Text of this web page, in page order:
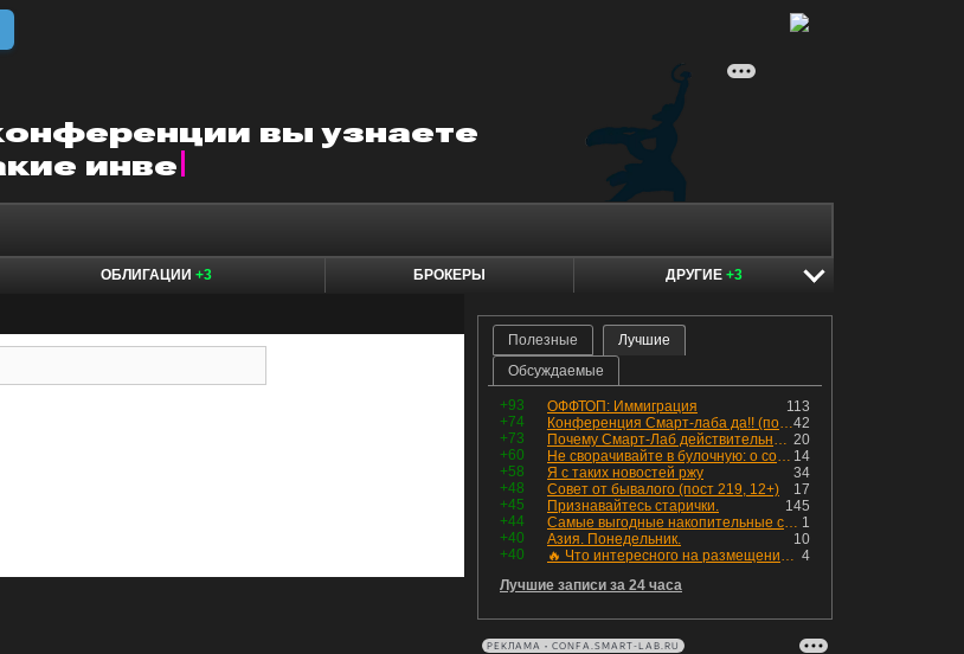
ОБЛИГАЦИИ +3 БРОКЕРЫ ДРУГИЕ +3
Полезные
Лучшие
Обсуждаемые
+93 113
ОФФТОП: Иммиграция
+74
42
Конференция Смарт-лаба да!! (пост 218, 12+)
+73
20
Почему Смарт-Лаб действительно протух
+60
14
Не сворачивайте в булочную: о соблазнах на фондовом рынке
+58
34
Я с таких новостей ржу
+48
17
Совет от бывалого (пост 219, 12+)
+45
145
Признавайтесь старички.
+44
1
Самые выгодные накопительные счета в августе с доходностью до 15,5%
+40
10
Азия. Понедельник.
+40
4
🔥 Что интересного на размещении? Новые облигации с 10 по 14 августа
Лучшие записи за 24 часа
РЕКЛАМА • CONFA.SMART-LAB.RU